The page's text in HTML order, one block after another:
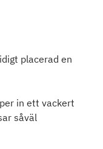
placerad en
in ett vackert
såväl